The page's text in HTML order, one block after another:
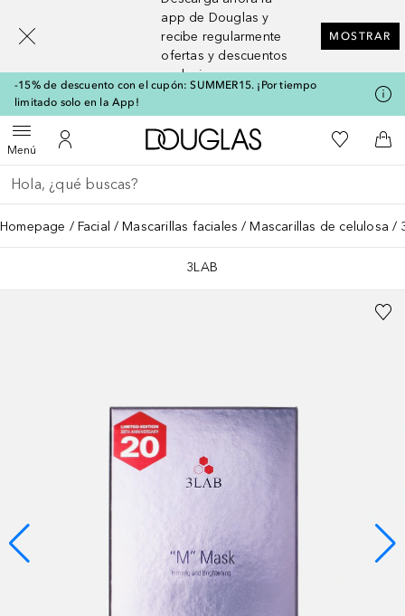
app de Douglas y
recibe regularmente
ofertas y descuentos
exclusivos
MOSTRAR
-15% de descuento con el cupón: SUMMER15. ¡Por tiempo
limitado solo en la App!
MenúAbrir menúMi cuenta
A Douglas HomeMi lista de
A
Regresar
Ejecutar búsqueda
Homepage Facial Mascarillas faciales Mascarillas de celulosa
3LAB
[navigation.slideout.screenreader]